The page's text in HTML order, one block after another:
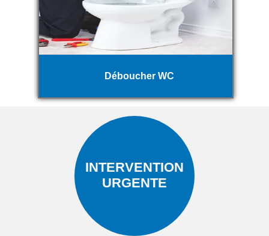
Déboucher WC
INTERVENTION
URGENTE